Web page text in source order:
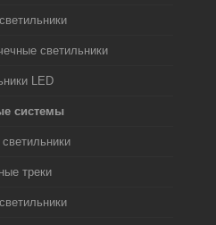
светильники
LED
системы
треки